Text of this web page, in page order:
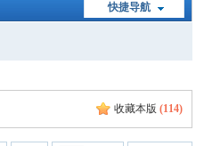
快捷导航
收藏本版 (114)